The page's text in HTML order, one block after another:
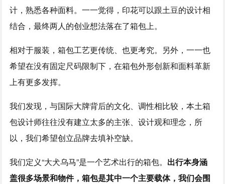
计，熟悉各种面料。一一觉得，印花可以跟土豆的设计相
结合，最终两人的创业想法落在了箱包上。
相对于服装，箱包工艺更传统、也更考究。另外，一一也
希望在没有固定尺码限制下，在箱包外形创新和面料革新
上有更多发挥。
我们发现，与国际大牌背后的文化、调性相比较，本土箱
包设计师往往没有建立太多的主张、设计观和理念，所
以，我们希望创立品牌去填补空缺。
我们定义“大犬乌马”是一个艺术出行的箱包。 出行本身涵
盖很多场景和物件，箱包是其中一个主要载体，我们会围